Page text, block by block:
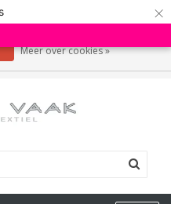
×
te verbeteren. Is dat akkoord?
Meer over cookies »